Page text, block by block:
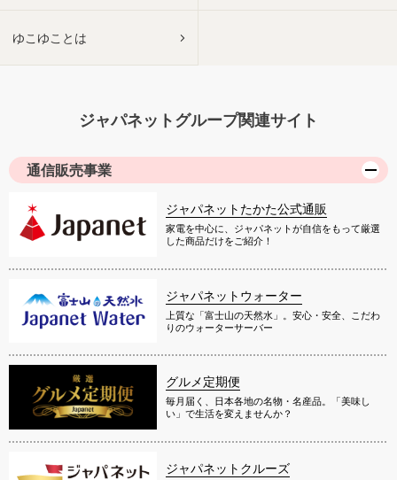
ゆこゆことは
ジャパネットグループ関連サイト
通信販売事業
ジャパネットたかた公式通販
家電を中心に、ジャパネットが自信をもって厳選
した商品だけをご紹介！
ジャパネットウォーター
上質な「富士山の天然水」。安心・安全、こだわ
りのウォーターサーバー
グルメ定期便
毎月届く、日本各地の名物・名産品。「美味し
い」で生活を変えませんか？
ジャパネットクルーズ